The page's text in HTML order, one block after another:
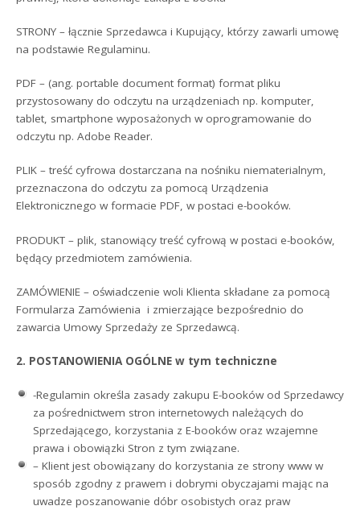
STRONY – łącznie Sprzedawca i Kupujący, którzy zawarli umowę
na podstawie Regulaminu.
PDF – (ang. portable document format) format pliku
przystosowany do odczytu na urządzeniach np. komputer,
tablet, smartphone wyposażonych w oprogramowanie do
odczytu np. Adobe Reader.
PLIK – treść cyfrowa dostarczana na nośniku niematerialnym,
przeznaczona do odczytu za pomocą Urządzenia
Elektronicznego w formacie PDF, w postaci e-booków.
PRODUKT – plik, stanowiący treść cyfrową w postaci e-booków,
będący przedmiotem zamówienia.
ZAMÓWIENIE – oświadczenie woli Klienta składane za pomocą
Formularza Zamówienia i zmierzające bezpośrednio do
zawarcia Umowy Sprzedaży ze Sprzedawcą.
2. POSTANOWIENIA OGÓLNE w tym techniczne
-Regulamin określa zasady zakupu E-booków od Sprzedawcy
za pośrednictwem stron internetowych należących do
Sprzedającego, korzystania z E-booków oraz wzajemne
prawa i obowiązki Stron z tym związane.
– Klient jest obowiązany do korzystania ze strony www w
sposób zgodny z prawem i dobrymi obyczajami mając na
uwadze poszanowanie dóbr osobistych oraz praw